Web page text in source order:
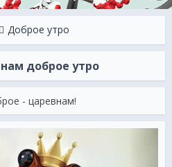
Доброе утро
доброе утро
- царевнам!